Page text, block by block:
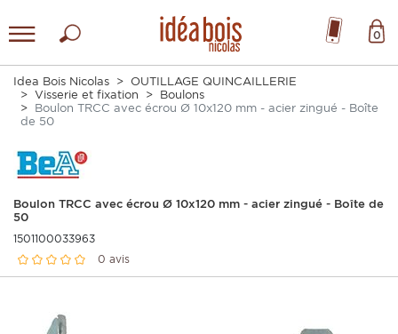
0
Idea Bois Nicolas
OUTILLAGE QUINCAILLERIE
Visserie et fixation
Boulons
Boulon TRCC avec écrou Ø 10x120 mm - acier zingué - Boîte
de 50
Boulon TRCC avec écrou Ø 10x120 mm - acier zingué - Boîte de
50
1501100033963
0 avis